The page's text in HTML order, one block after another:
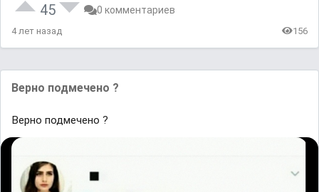
45 0 комментариев
4 лет назад 156
Верно подмечено ?
Верно подмечено ?